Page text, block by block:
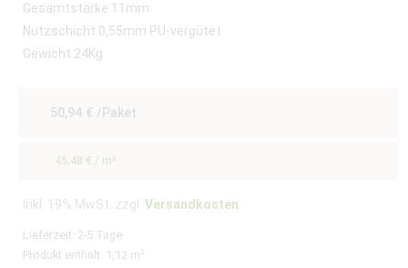
Gesamtstärke 11mm
Nutzschicht 0,55mm PU-vergütet
Gewicht 24Kg
50,94 € /Paket
45,48 € / m²
Inkl. 19% MwSt. zzgl. Versandkosten
Lieferzeit: 2-5 Tage
Produkt enthält: 1,12 m²